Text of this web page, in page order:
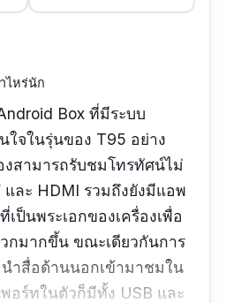
ไหร่นัก
Box ที่มีระบบ
ใจในรุ่นของ T95 อย่าง
สามารถรับชมโทรทัศน์ไม่
และ HDMI รวมถึงยังมีแอพ
ป็นพระเอกของเครื่องเพื่อ
กมากขึ้น ขณะเดียวกันการ
นำสื่อด้านนอกเข้ามาชมใน
อร์ทในตัวก็มีทั้ง USB และ